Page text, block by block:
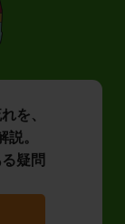
を、
。
疑問